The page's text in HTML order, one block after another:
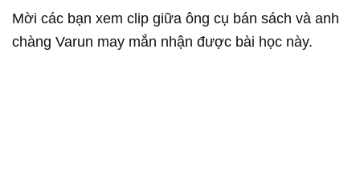
Mời các bạn xem clip giữa ông cụ bán sách và anh
chàng Varun may mắn nhận được bài học này.